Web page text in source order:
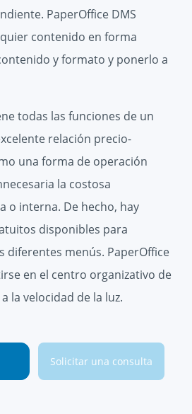
PaperOffice DMS
contenido en forma
y formato y ponerlo a
todas las funciones de un
relación precio-
una forma de operación
la costosa
o interna. De hecho, hay
disponibles para
diferentes menús. PaperOffice
en el centro organizativo de
la velocidad de la luz.
Solicitar una consulta